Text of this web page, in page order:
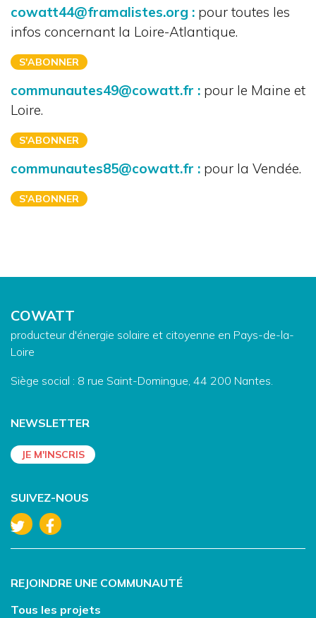
cowatt44@framalistes.org : pour toutes les
infos concernant la Loire-Atlantique.
S'ABONNER
communautes49@cowatt.fr : pour le Maine et
Loire.
S'ABONNER
communautes85@cowatt.fr : pour la Vendée.
S'ABONNER
COWATT
producteur d'énergie solaire et citoyenne en Pays-de-la-
Loire
Siège social : 8 rue Saint-Domingue, 44 200 Nantes.
NEWSLETTER
SUIVEZ-NOUS
REJOINDRE UNE COMMUNAUTÉ
Tous les projets